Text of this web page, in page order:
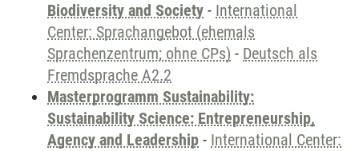
Biodiversity and Society - International
Center: Sprachangebot (ehemals
Sprachenzentrum; ohne CPs) - Deutsch als
Fremdsprache A2.2
Masterprogramm Sustainability:
Sustainability Science: Entrepreneurship,
Agency and Leadership - International Center: